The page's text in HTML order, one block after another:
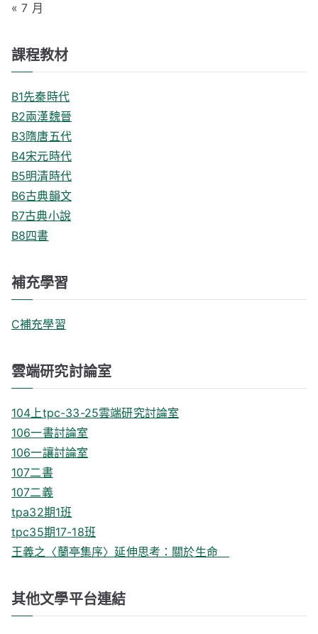
« 7 月
課程教材
B1先秦時代
B2兩漢魏晉
B3隋唐五代
B4宋元時代
B5明清時代
B6古典韻文
B7古典小說
B8四書
補充學習
C補充學習
雲端研究討論室
104上tpc-33-25雲端研究討論室
106一書討論室
106一讓討論室
107二書
107二義
tpa32期1班
tpc35期17-18班
王義之〈蘭亭集序〉延伸思考：關於生命
其他文學平台連結